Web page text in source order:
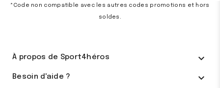
*Code non compatible avec les autres codes promotions et hors
soldes.
À propos de Sport4héros 
Besoin d'aide ? 